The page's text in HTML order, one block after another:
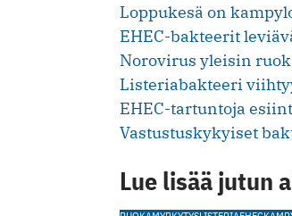
Loppukesä on
EHEC-bakteerit
Norovirus yleisin
Listeriabakteeri
EHEC-tartuntoja
Vastustuskykyiset
Lue lisää jutun